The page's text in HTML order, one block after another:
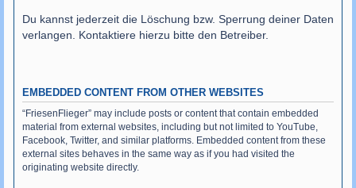
Du kannst jederzeit die Löschung bzw. Sperrung deiner Daten
verlangen. Kontaktiere hierzu bitte den Betreiber.
EMBEDDED CONTENT FROM OTHER WEBSITES
“FriesenFlieger” may include posts or content that contain embedded
material from external websites, including but not limited to YouTube,
Facebook, Twitter, and similar platforms. Embedded content from these
external sites behaves in the same way as if you had visited the
originating website directly.